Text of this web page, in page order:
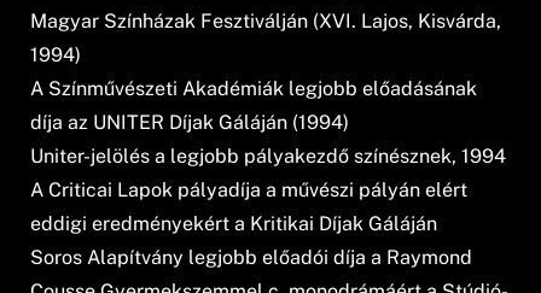
Magyar Színházak Fesztiválján (XVI. Lajos, Kisvárda,
1994)
A Színművészeti Akadémiák legjobb előadásának
díja az UNITER Díjak Gáláján (1994)
Uniter-jelölés a legjobb pályakezdő színésznek, 1994
A Criticai Lapok pályadíja a művészi pályán elért
eddigi eredményekért a Kritikai Díjak Gáláján
Soros Alapítvány legjobb előadói díja a Raymond